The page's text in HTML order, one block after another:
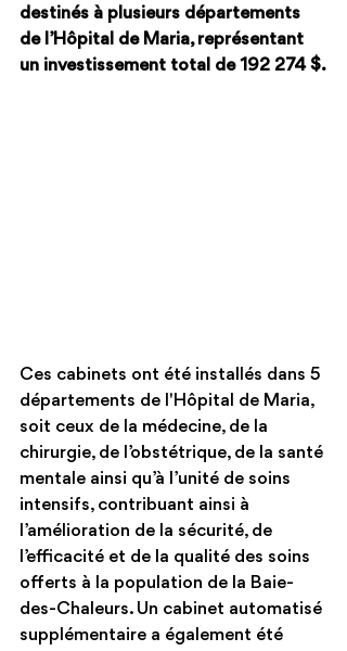
destinés à plusieurs départements
de l’Hôpital de Maria, représentant
un investissement total de 192 274 $.
Ces cabinets ont été installés dans 5
départements de l'Hôpital de Maria,
soit ceux de la médecine, de la
chirurgie, de l’obstétrique, de la santé
mentale ainsi qu’à l’unité de soins
intensifs, contribuant ainsi à
l’amélioration de la sécurité, de
l’efficacité et de la qualité des soins
offerts à la population de la Baie-
des-Chaleurs. Un cabinet automatisé
supplémentaire a également été